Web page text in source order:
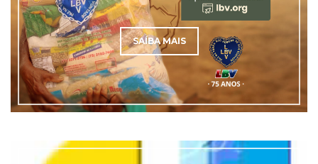
SAÍBA MAIS